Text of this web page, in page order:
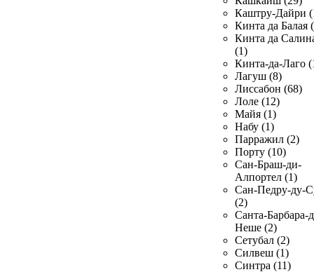
Каштру-Дайри
Кинта да Балая
Кинта да
(1)
Кинта-да-Лаго
Лагуш (8)
Лиссабон (68)
Лоле (12)
Майя (1)
Набу (1)
Парражил (2)
Порту (10)
Сан-Браш-ди-
Алпортел (1)
Сан-Педру-ду-
(2)
Санта-Барбара-
Неше (2)
Сетубал (2)
Силвеш (1)
Синтра (11)